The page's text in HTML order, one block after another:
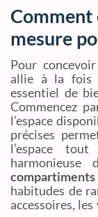
mesure
Pour
allie à la fois
essentiel de
Commencez
l’espace
précises
l’espace
harmonieuse
habitudes de
accessoires,